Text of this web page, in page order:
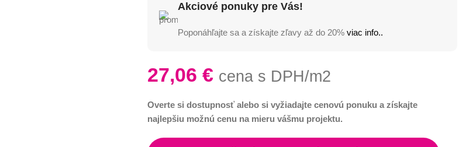
Akciové ponuky pre Vás!
Poponáhľajte sa a získajte zľavy až do 20% viac info..
27,06 € cena s DPH/m2
Overte si dostupnosť alebo si vyžiadajte cenovú ponuku a získajte
najlepšiu možnú cenu na mieru vášmu projektu.